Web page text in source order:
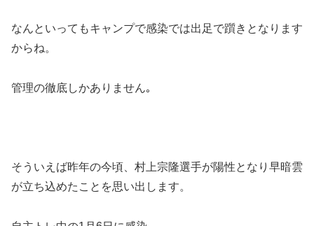
なんといってもキャンプで感染では出足で躓きとなります
からね。
管理の徹底しかありません｡
そういえば昨年の今頃、村上宗隆選手が陽性となり早暗雲
が立ち込めたことを思い出します。